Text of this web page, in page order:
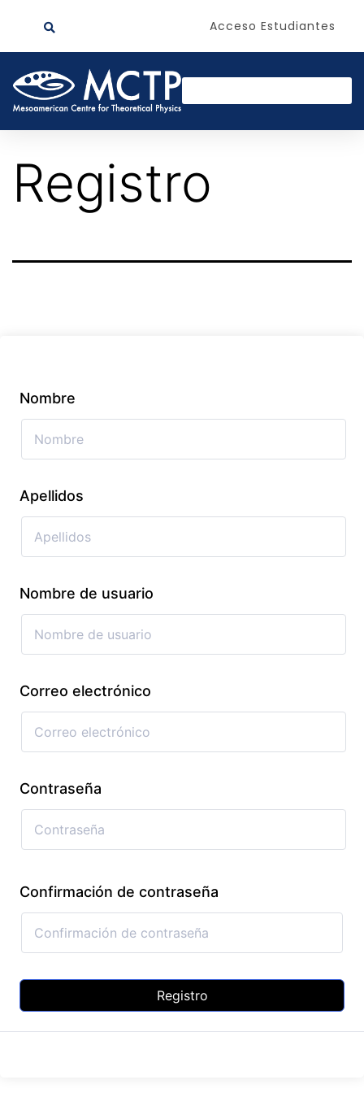
Acceso Estudiantes
Registro
Nombre
Apellidos
Nombre de usuario
Correo electrónico
Contraseña
Confirmación de contraseña
Registro